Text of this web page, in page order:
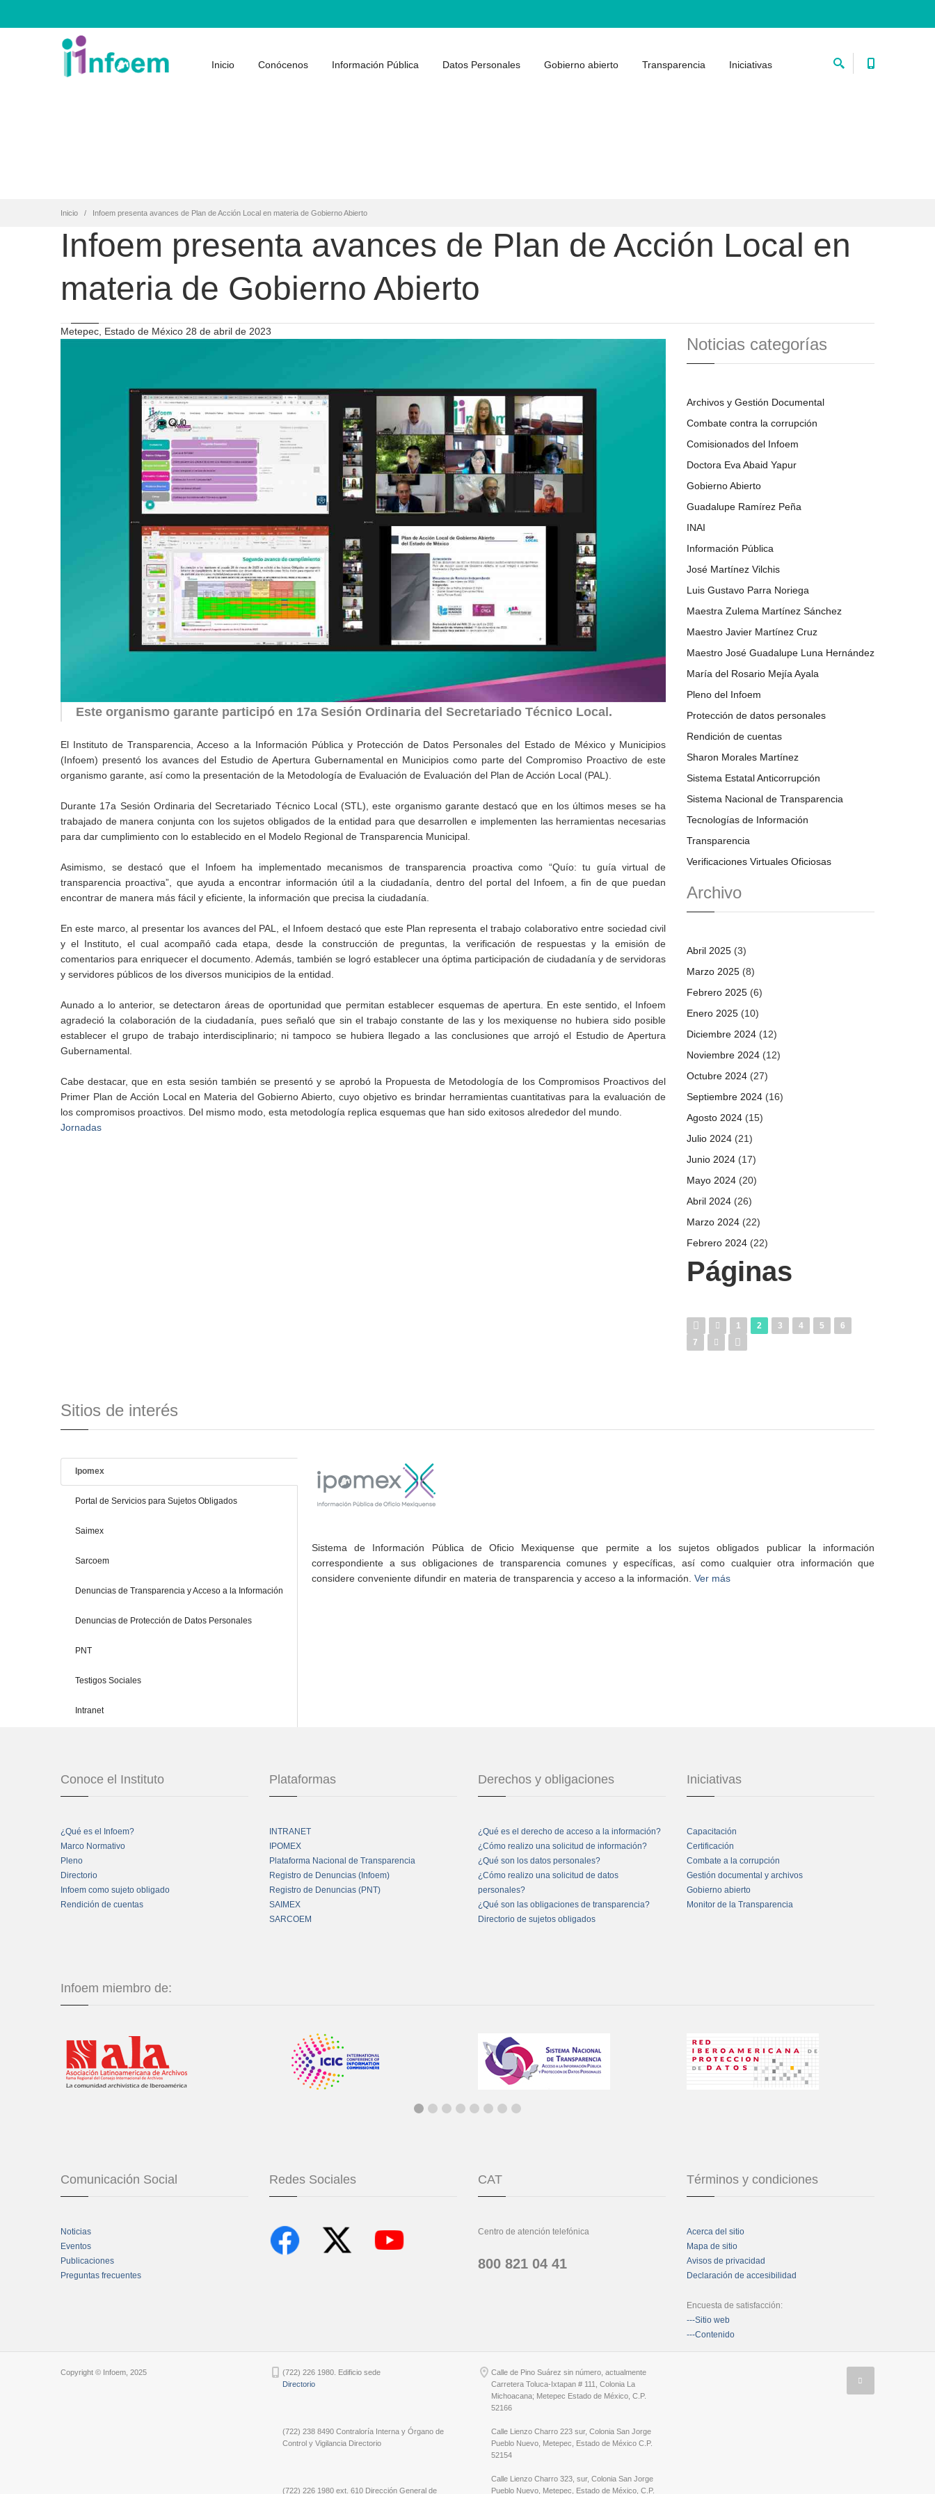
Inicio Conócenos Información Pública Datos Personales Gobierno abierto Transparencia Iniciativas
Inicio Infoem presenta avances de Plan de Acción Local en materia de Gobierno Abierto
Infoem presenta avances de Plan de Acción Local en
materia de Gobierno Abierto
Metepec, Estado de México 28 de abril de 2023
Este organismo garante participó en 17a Sesión Ordinaria del Secretariado Técnico Local.
El Instituto de Transparencia, Acceso a la Información Pública y Protección de Datos Personales del Estado de México y Municipios
(Infoem) presentó los avances del Estudio de Apertura Gubernamental en Municipios como parte del Compromiso Proactivo de este
organismo garante, así como la presentación de la Metodología de Evaluación de Evaluación del Plan de Acción Local (PAL).
Durante 17a Sesión Ordinaria del Secretariado Técnico Local (STL), este organismo garante destacó que en los últimos meses se ha
trabajado de manera conjunta con los sujetos obligados de la entidad para que desarrollen e implementen las herramientas necesarias
para dar cumplimiento con lo establecido en el Modelo Regional de Transparencia Municipal.
Asimismo, se destacó que el Infoem ha implementado mecanismos de transparencia proactiva como “Quío: tu guía virtual de
transparencia proactiva”, que ayuda a encontrar información útil a la ciudadanía, dentro del portal del Infoem, a fin de que puedan
encontrar de manera más fácil y eficiente, la información que precisa la ciudadanía.
En este marco, al presentar los avances del PAL, el Infoem destacó que este Plan representa el trabajo colaborativo entre sociedad civil
y el Instituto, el cual acompañó cada etapa, desde la construcción de preguntas, la verificación de respuestas y la emisión de
comentarios para enriquecer el documento. Además, también se logró establecer una óptima participación de ciudadanía y de servidoras
y servidores públicos de los diversos municipios de la entidad.
Aunado a lo anterior, se detectaron áreas de oportunidad que permitan establecer esquemas de apertura. En este sentido, el Infoem
agradeció la colaboración de la ciudadanía, pues señaló que sin el trabajo constante de las y los mexiquense no hubiera sido posible
establecer el grupo de trabajo interdisciplinario; ni tampoco se hubiera llegado a las conclusiones que arrojó el Estudio de Apertura
Gubernamental.
Cabe destacar, que en esta sesión también se presentó y se aprobó la Propuesta de Metodología de los Compromisos Proactivos del
Primer Plan de Acción Local en Materia del Gobierno Abierto, cuyo objetivo es brindar herramientas cuantitativas para la evaluación de
los compromisos proactivos. Del mismo modo, esta metodología replica esquemas que han sido exitosos alrededor del mundo.
Jornadas
Noticias categorías
Archivos y Gestión Documental
Combate contra la corrupción
Comisionados del Infoem
Doctora Eva Abaid Yapur
Gobierno Abierto
Guadalupe Ramírez Peña
INAI
Información Pública
José Martínez Vilchis
Luis Gustavo Parra Noriega
Maestra Zulema Martínez Sánchez
Maestro Javier Martínez Cruz
Maestro José Guadalupe Luna Hernández
María del Rosario Mejía Ayala
Pleno del Infoem
Protección de datos personales
Rendición de cuentas
Sharon Morales Martínez
Sistema Estatal Anticorrupción
Sistema Nacional de Transparencia
Tecnologías de Información
Transparencia
Verificaciones Virtuales Oficiosas
Archivo
Abril 2025 (3)
Marzo 2025 (8)
Febrero 2025 (6)
Enero 2025 (10)
Diciembre 2024 (12)
Noviembre 2024 (12)
Octubre 2024 (27)
Septiembre 2024 (16)
Agosto 2024 (15)
Julio 2024 (21)
Junio 2024 (17)
Mayo 2024 (20)
Abril 2024 (26)
Marzo 2024 (22)
Febrero 2024 (22)
Páginas
1 2 3 4 5
6
7
Sitios de interés
Ipomex
Portal de Servicios para Sujetos Obligados
Saimex
Sarcoem
Denuncias de Transparencia y Acceso a la Información
Denuncias de Protección de Datos Personales
PNT
Testigos Sociales
Intranet
Sistema de Información Pública de Oficio Mexiquense que permite a los sujetos obligados publicar la información
correspondiente a sus obligaciones de transparencia comunes y específicas, así como cualquier otra información que
considere conveniente difundir en materia de transparencia y acceso a la información. Ver más
Conoce el Instituto
¿Qué es el Infoem?
Marco Normativo
Pleno
Directorio
Infoem como sujeto obligado
Rendición de cuentas
Plataformas
INTRANET
IPOMEX
Plataforma Nacional de Transparencia
Registro de Denuncias (Infoem)
Registro de Denuncias (PNT)
SAIMEX
SARCOEM
Derechos y obligaciones
¿Qué es el derecho de acceso a la información?
¿Cómo realizo una solicitud de información?
¿Qué son los datos personales?
¿Cómo realizo una solicitud de datos
personales?
¿Qué son las obligaciones de transparencia?
Directorio de sujetos obligados
Iniciativas
Capacitación
Certificación
Combate a la corrupción
Gestión documental y archivos
Gobierno abierto
Monitor de la Transparencia
Infoem miembro de:
Comunicación Social
Noticias
Eventos
Publicaciones
Preguntas frecuentes
Redes Sociales CAT
Centro de atención telefónica
800 821 04 41
Términos y condiciones
Acerca del sitio
Mapa de sitio
Avisos de privacidad
Declaración de accesibilidad
Encuesta de satisfacción:
---Sitio web
---Contenido
Copyright © Infoem, 2025
(722) 226 1980. Edificio sede
Directorio
(722) 238 8490 Contraloría Interna y Órgano de
Control y Vigilancia Directorio
(722) 226 1980 ext. 610 Dirección General de
Calle de Pino Suárez sin número, actualmente
Carretera Toluca-Ixtapan # 111, Colonia La
Michoacana; Metepec Estado de México, C.P.
52166
Calle Lienzo Charro 223 sur, Colonia San Jorge
Pueblo Nuevo, Metepec, Estado de México C.P.
52154
Calle Lienzo Charro 323, sur, Colonia San Jorge
Pueblo Nuevo, Metepec, Estado de México, C.P.